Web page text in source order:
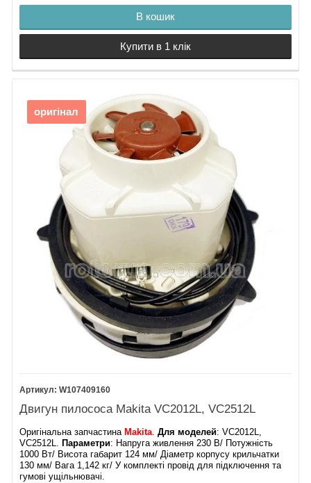
В кошик
Купити в 1 клік
оригінал
W107409160
Двигун пилососа Makita VC2012L, VC2512L
Оригінальна запчастина Makita.Для моделей: VC2012L,
VC2512L. Параметри: Напруга живлення 230 В/ Потужність
1000 Вт/ Висота габарит 124 мм/ Діаметр корпусу крильчатки
130 мм/ Вага 1,142 кг/ У комплекті провід для підключення та
гумові ущільнювачі.